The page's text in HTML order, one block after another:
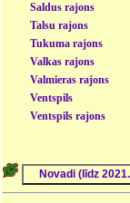
Saldus rajons
Talsu rajons
Tukuma rajons
Valkas rajons
Valmieras rajons
Ventspils
Ventspils rajons